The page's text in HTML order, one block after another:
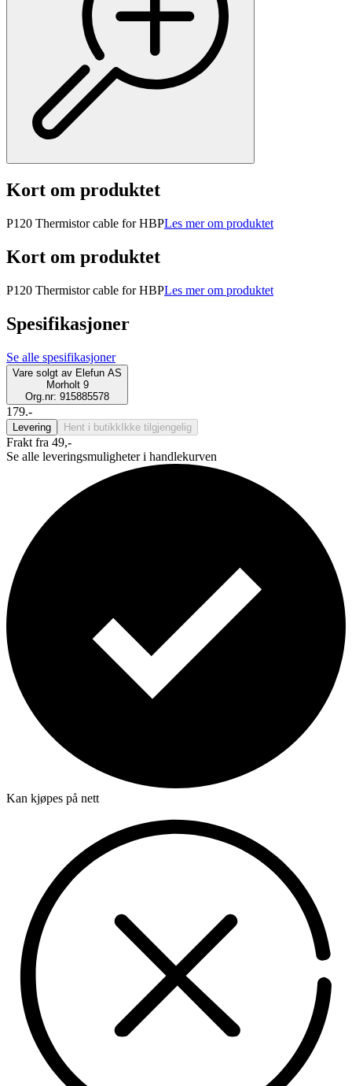
Kort om produktet
P120 Thermistor cable for HBPLes mer om produktet
Kort om produktet
P120 Thermistor cable for HBPLes mer om produktet
Spesifikasjoner
Se alle spesifikasjoner
Vare solgt av Elefun AS
Morholt 9
Org.nr: 915885578
179.-
Levering Hent i butikk Ikke tilgjengelig
Frakt fra 49,-
Se alle leveringsmuligheter i handlekurven
Kan kjøpes på nett